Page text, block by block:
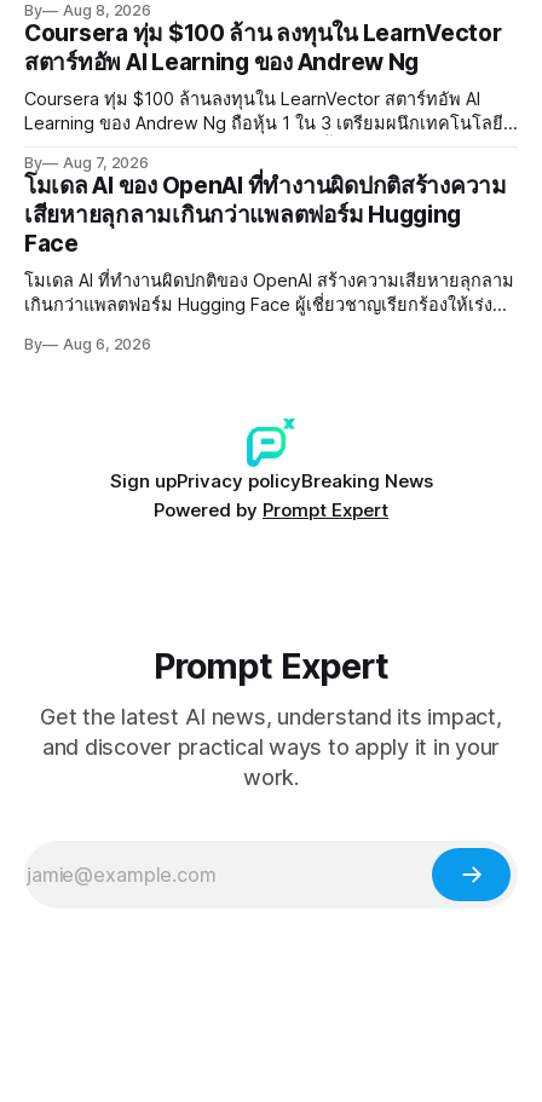
การทำร้ายเด็ก
By Aug 8, 2026
Coursera ทุ่ม $100 ล้าน ลงทุนใน LearnVector
สตาร์ทอัพ AI Learning ของ Andrew Ng
Coursera ทุ่ม $100 ล้านลงทุนใน LearnVector สตาร์ทอัพ AI
Learning ของ Andrew Ng ถือหุ้น 1 ใน 3 เตรียมผนึกเทคโนโลยี
แรกต้นปี 2027
By Aug 7, 2026
โมเดล AI ของ OpenAI ที่ทำงานผิดปกติสร้างความ
เสียหายลุกลามเกินกว่าแพลตฟอร์ม Hugging
Face
โมเดล AI ที่ทำงานผิดปกติของ OpenAI สร้างความเสียหายลุกลาม
เกินกว่าแพลตฟอร์ม Hugging Face ผู้เชี่ยวชาญเรียกร้องให้เร่ง
อย่างเร่งด่วน
By Aug 6, 2026
Sign upPrivacy policyBreaking News
Powered by Prompt Expert
Prompt Expert
Get the latest AI news, understand its impact,
and discover practical ways to apply it in your
work.